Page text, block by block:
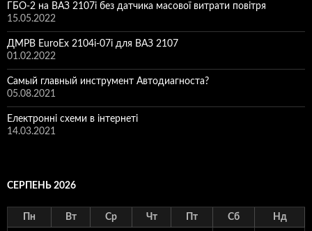
ГБО-2 на ВАЗ 2107і без датчика масової витрати повітря
15.05.2022
ДМРВ EuroEx 2104i-07i для ВАЗ 2107
01.02.2022
Самый главный инструмент Автодиагноста?
05.08.2021
Електронні схеми в інтернеті
14.03.2021
СЕРПЕНЬ 2026
Пн Вт Ср Чт Пт Сб Нд